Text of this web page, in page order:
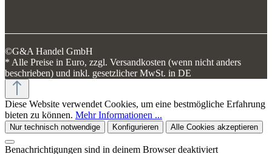
©G&A Handel GmbH
* Alle Preise in Euro, zzgl. Versandkosten (wenn nicht anders
beschrieben) und inkl. gesetzlicher MwSt. in DE
Diese Website verwendet Cookies, um eine bestmögliche Erfahrung
bieten zu können. Mehr Informationen ...
Nur technisch notwendige Konfigurieren Alle Cookies akzeptieren
Benachrichtigungen sind in deinem Browser deaktiviert